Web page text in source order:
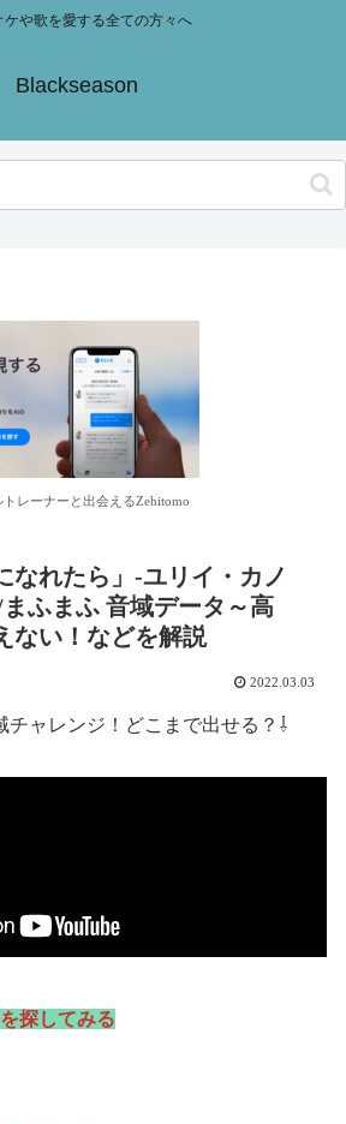
ケや歌を愛する全ての方々へ
Blackseason
レーナーと出会えるZehitomo
なれたら」-ユリイ・カノ
ふまふ 音域データ～高
ない！などを解説
2022.03.03
チャレンジ！どこまで出せる？⇩
探してみる